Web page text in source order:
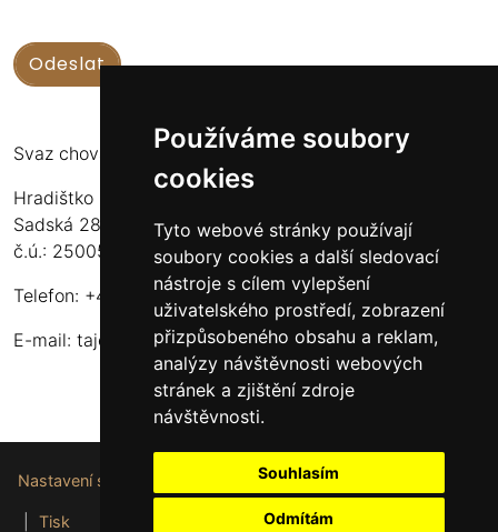
Používáme soubory
cookies
Tyto webové stránky používají
soubory cookies a další sledovací
nástroje s cílem vylepšení
uživatelského prostředí, zobrazení
přizpůsobeného obsahu a reklam,
analýzy návštěvnosti webových
stránek a zjištění zdroje
návštěvnosti.
Souhlasím
Odmítám
Svaz chovatelů koní Kinských
Hradištko u Sadské 126
Sadská 289 12
č.ú.: 2500556717/2010
Telefon: +420 724 135 536
E-mail: tajemnik@schkk.cz
Nastavení souborů cookie
Tisk